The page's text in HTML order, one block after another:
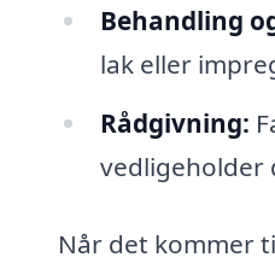
Behandling
lak eller
Rådgivning:
vedligeholder
Når det kommer